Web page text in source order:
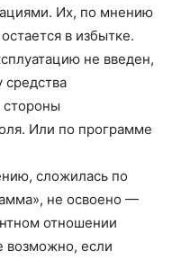
Их, по мнению
в избытке.
не введен,
стороны
Или по программе
сложилась по
не освоено —
отношении
возможно, если